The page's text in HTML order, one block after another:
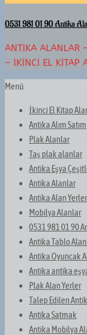
0531 981 01 90 Antika
ANTIKA ALANLAR
– İKINCI EL KITAP
Menü
İkinci El Kitap
Antika Alım Satım
Plak Alanlar
Taş plak alanlar
Antika Eşya
Antika Alanlar
Antika Alan Yerler
Mobilya Alanlar
0531 981 01 90
Antika Tablo
Antika Oyuncak
Antika antika
Plak Alan Yerler
Talep Edilen
Antika Satmak
Antika Mobilya